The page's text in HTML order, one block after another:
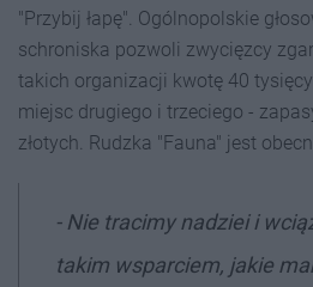
"Przybij łapę". Ogólnopolskie
schroniska pozwoli zwycięzcy
takich organizacji kwotę 40
miejsc drugiego i trzeciego -
złotych. Rudzka "Fauna" jest
- Nie tracimy nadziei i
takim wsparciem, jakie